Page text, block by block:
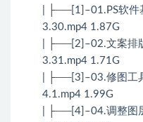
| ├──[1]–01.PS软件
3.30.mp4 1.87G
| ├──[2]–02.文案排
3.31.mp4 1.71G
| ├──[3]–03.修图工
4.1.mp4 1.99G
| ├──[4]–04.调整图